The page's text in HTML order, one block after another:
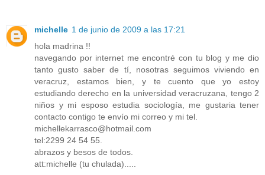
michelle 1 de junio de 2009 a las 17:21
hola madrina !!
navegando por internet me encontré con tu blog y me dio
tanto gusto saber de tí, nosotras seguimos viviendo en
veracruz, estamos bien, y te cuento que yo estoy
estudiando derecho en la universidad veracruzana, tengo 2
niños y mi esposo estudia sociología, me gustaria tener
contacto contigo te envío mi correo y mi tel.
michellekarrasco@hotmail.com
tel:2299 24 54 55.
abrazos y besos de todos.
att:michelle (tu chulada).....